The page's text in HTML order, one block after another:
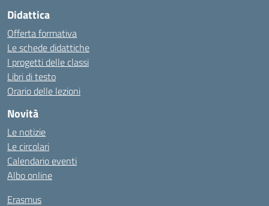
Didattica
Offerta formativa
Le schede didattiche
I progetti delle classi
Libri di testo
Orario delle lezioni
Novità
Le notizie
Le circolari
Calendario eventi
Albo online
Erasmus